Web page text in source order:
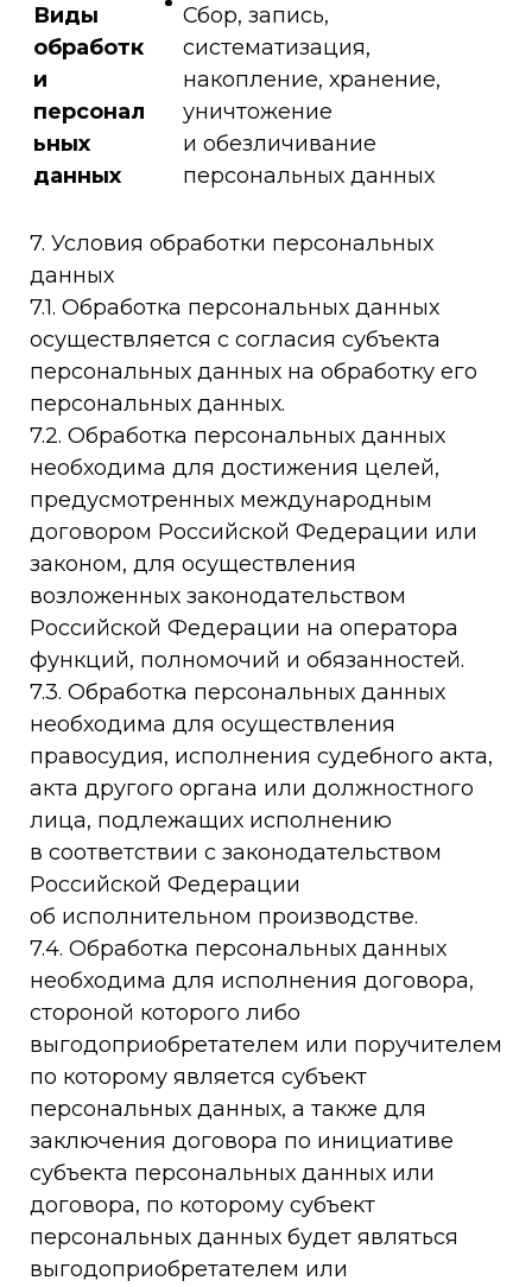
Виды
обработк
и
персонал
ьных
данных
Сбор, запись,
систематизация,
накопление, хранение,
уничтожение
и обезличивание
персональных данных
7. Условия обработки персональных
данных
7.1. Обработка персональных данных
осуществляется с согласия субъекта
персональных данных на обработку его
персональных данных.
7.2. Обработка персональных данных
необходима для достижения целей,
предусмотренных международным
договором Российской Федерации или
законом, для осуществления
возложенных законодательством
Российской Федерации на оператора
функций, полномочий и обязанностей.
7.3. Обработка персональных данных
необходима для осуществления
правосудия, исполнения судебного акта,
акта другого органа или должностного
лица, подлежащих исполнению
в соответствии с законодательством
Российской Федерации
об исполнительном производстве.
7.4. Обработка персональных данных
необходима для исполнения договора,
стороной которого либо
выгодоприобретателем или поручителем
по которому является субъект
персональных данных, а также для
заключения договора по инициативе
субъекта персональных данных или
договора, по которому субъект
персональных данных будет являться
выгодоприобретателем или